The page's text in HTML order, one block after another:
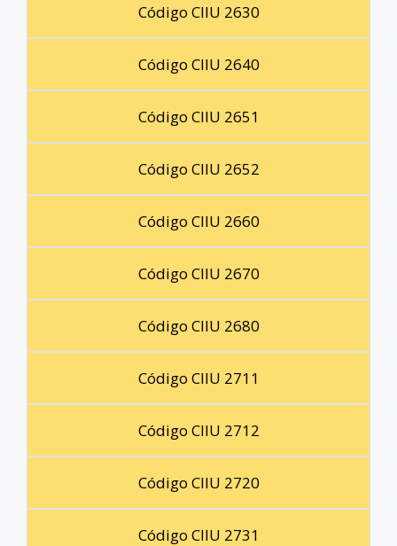
Código CIIU 2630
Código CIIU 2640
Código CIIU 2651
Código CIIU 2652
Código CIIU 2660
Código CIIU 2670
Código CIIU 2680
Código CIIU 2711
Código CIIU 2712
Código CIIU 2720
Código CIIU 2731